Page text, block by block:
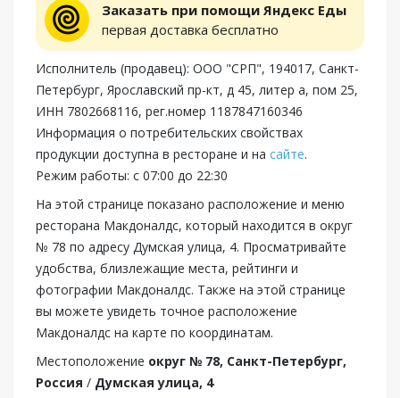
Заказать при помощи Яндекс Еды
первая доставка бесплатно
Исполнитель (продавец): ООО "СРП", 194017, Санкт-
Петербург, Ярославский пр-кт, д 45, литер а, пом 25,
ИНН 7802668116, рег.номер 1187847160346
Информация о потребительских свойствах
продукции доступна в ресторане и на сайте.
Режим работы: с 07:00 до 22:30
На этой странице показано расположение и меню
ресторана Макдоналдс, который находится в округ
№ 78 по адресу Думская улица, 4. Просматривайте
удобства, близлежащие места, рейтинги и
фотографии Макдоналдс. Также на этой странице
вы можете увидеть точное расположение
Макдоналдс на карте по координатам.
Местоположение округ № 78, Санкт-Петербург,
Россия / Думская улица, 4